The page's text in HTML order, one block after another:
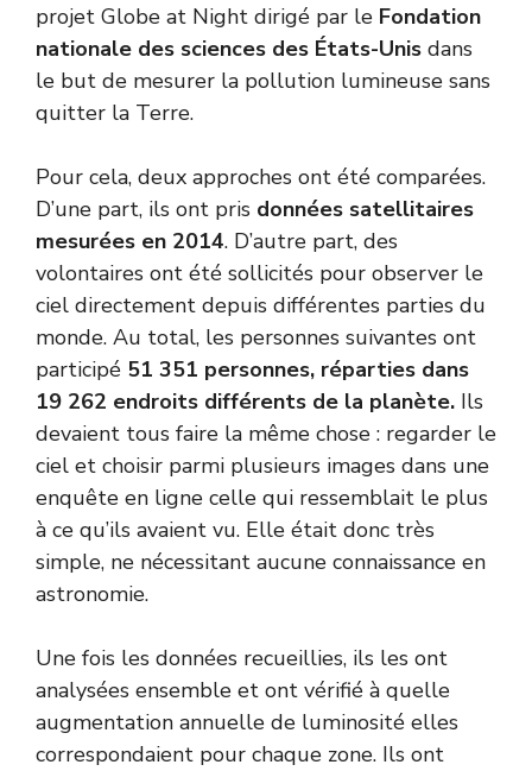
projet Globe at Night dirigé par le Fondation
nationale des sciences des États-Unis dans
le but de mesurer la pollution lumineuse sans
quitter la Terre.
Pour cela, deux approches ont été comparées.
D’une part, ils ont pris données satellitaires
mesurées en 2014. D’autre part, des
volontaires ont été sollicités pour observer le
ciel directement depuis différentes parties du
monde. Au total, les personnes suivantes ont
participé 51 351 personnes, réparties dans
19 262 endroits différents de la planète. Ils
devaient tous faire la même chose : regarder le
ciel et choisir parmi plusieurs images dans une
enquête en ligne celle qui ressemblait le plus
à ce qu’ils avaient vu. Elle était donc très
simple, ne nécessitant aucune connaissance en
astronomie.
Une fois les données recueillies, ils les ont
analysées ensemble et ont vérifié à quelle
augmentation annuelle de luminosité elles
correspondaient pour chaque zone. Ils ont